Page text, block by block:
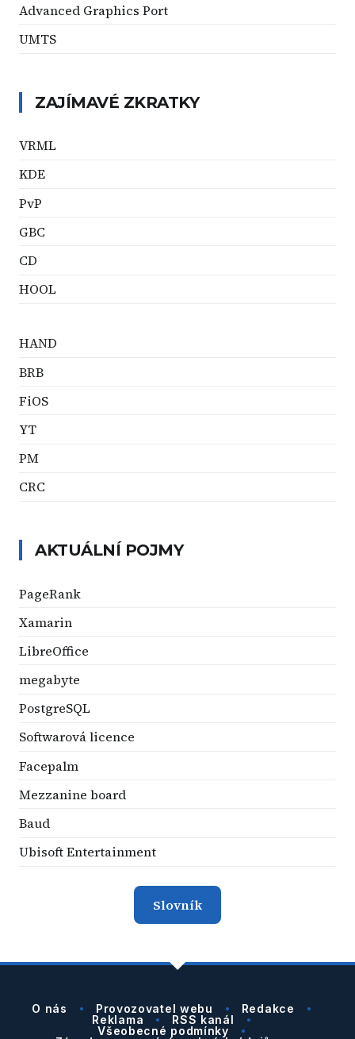
Advanced Graphics Port
UMTS
ZAJÍMAVÉ ZKRATKY
VRML
KDE
PvP
GBC
CD
HOOL
HAND
BRB
FiOS
YT
PM
CRC
AKTUÁLNÍ POJMY
PageRank
Xamarin
LibreOffice
megabyte
PostgreSQL
Softwarová licence
Facepalm
Mezzanine board
Baud
Ubisoft Entertainment
Slovník
O nás Provozovatel webu
Redakce
Reklama
RSS kanál
Všeobecné podmínky